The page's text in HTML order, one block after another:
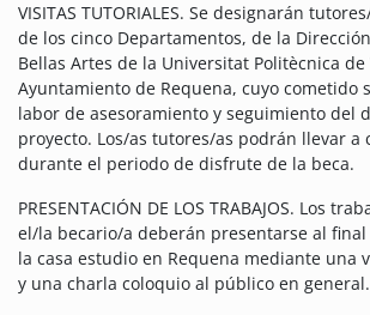
VISITAS TUTORIALES. Se designarán
de los cinco Departamentos, de la
Bellas Artes de la Universitat Politècnica de
Ayuntamiento de Requena, cuyo cometido
labor de asesoramiento y seguimiento del
proyecto. Los/as tutores/as podrán llevar a
durante el periodo de disfrute de la beca.
PRESENTACIÓN DE LOS TRABAJOS. Los
el/la becario/a deberán presentarse al
la casa estudio en Requena mediante una
y una charla coloquio al público en general.